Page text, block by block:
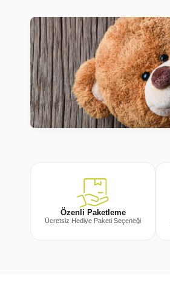
Özenli Paketleme
Ücretsiz Hediye Paketi Seçeneği